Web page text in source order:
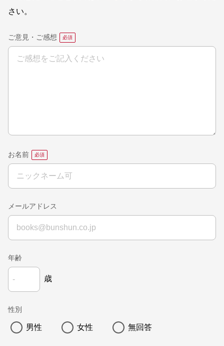
さい。
ご意見・ご感想
お名前
メールアドレス
年齢
歳
性別
男性 女性 無回答